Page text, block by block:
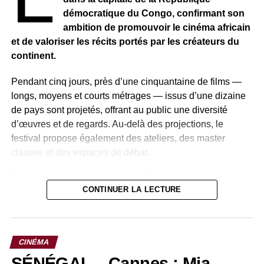
s’appelle Binta Goudiaby, “la” dragon vert
ambassadrice de la paix
[MUSIC-IN] – Yeko, l’album africain de Yohann le
Ferrand
démocratique du Congo, confirmant son
ambition de promouvoir le cinéma africain
et de valoriser les récits portés par les créateurs du
continent.
Pendant cinq jours, près d’une cinquantaine de films —
longs, moyens et courts métrages — issus d’une dizaine
de pays sont projetés, offrant au public une diversité
d’œuvres et de regards. Au-delà des projections, le
festival propose également des ateliers, des master
Pour son fondateur et directeur, Tshoper Kabambi,
l’essence même de l’événement reste inchangée :
passionnés. Il souligne que le festival se veut avant tout
un lieu de rencontre, de partage et de transmission.
Parmi les œuvres présentées figureSimon et Amos
CONTINUER LA LECTURE
CINÉMA